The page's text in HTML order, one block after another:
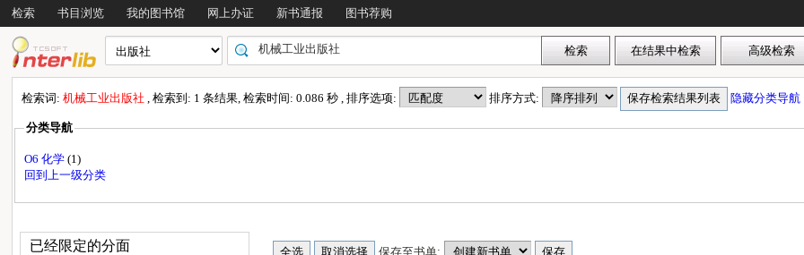
检索 书目浏览 我的图书馆 网上办证 新书通报 图书荐购
检索词:机械工业出版社, 检索到: 1 条结果, 检索时间: 0.086 秒 , 排序选项: 排序方式: 隐藏分类导航
分类导航
O6 化学(1)
回到上一级分类
已经限定的分面 保存至书单: